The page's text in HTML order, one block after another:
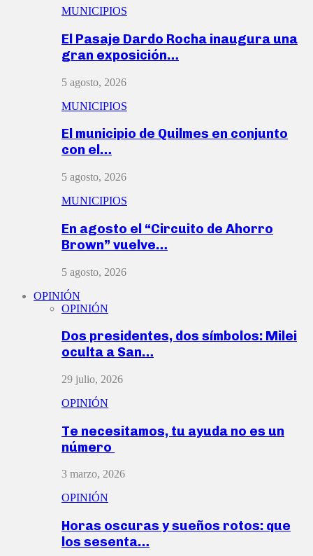
MUNICIPIOS
El Pasaje Dardo Rocha inaugura una
gran exposición…
5 agosto, 2026
MUNICIPIOS
El municipio de Quilmes en conjunto
con el…
5 agosto, 2026
MUNICIPIOS
En agosto el “Circuito de Ahorro
Brown” vuelve…
5 agosto, 2026
OPINIÓN
OPINIÓN
Dos presidentes, dos símbolos: Milei
oculta a San…
29 julio, 2026
OPINIÓN
Te necesitamos, tu ayuda no es un
número
3 marzo, 2026
OPINIÓN
Horas oscuras y sueños rotos: que
los sesenta…